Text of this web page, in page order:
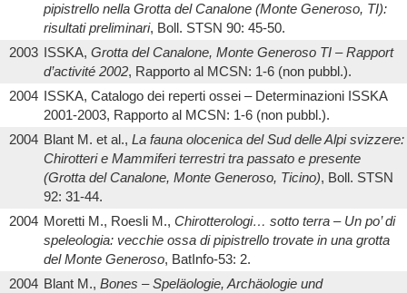
pipistrello nella Grotta del Canalone (Monte Generoso, TI):
risultati preliminari, Boll. STSN 90: 45-50.
2003 ISSKA, Grotta del Canalone, Monte Generoso TI – Rapport
d’activité 2002, Rapporto al MCSN: 1-6 (non pubbl.).
2004 ISSKA, Catalogo dei reperti ossei – Determinazioni ISSKA
2001-2003, Rapporto al MCSN: 1-6 (non pubbl.).
2004 Blant M. et al., La fauna olocenica del Sud delle Alpi svizzere:
Chirotteri e Mammiferi terrestri tra passato e presente
(Grotta del Canalone, Monte Generoso, Ticino), Boll. STSN
92: 31-44.
2004 Moretti M., Roesli M., Chirotterologi… sotto terra – Un po’ di
speleologia: vecchie ossa di pipistrello trovate in una grotta
del Monte Generoso, BatInfo-53: 2.
2004 Blant M., Bones – Speläologie, Archäologie und